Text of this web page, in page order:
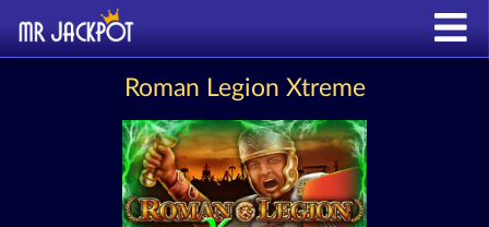
Roman Legion Xtreme